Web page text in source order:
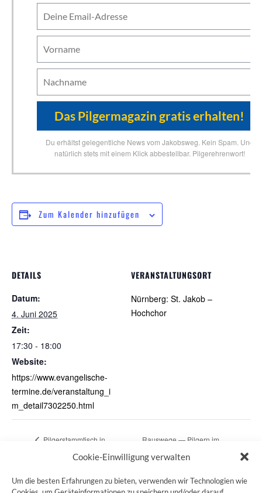
Cookie-Einwilligung verwalten
Um die besten Erfahrungen zu bieten, verwenden wir Technologien wie
Du erhältst gelegentliche News vom Jakobsweg. Kein Spam. Und
natürlich stets mit einem Klick abbestellbar. Pilgerehrenwort!
Zum Kalender hinzufügen
DETAILS
Datum:
4. Juni 2025
Zeit:
17:30 - 18:00
Website:
https://www.evangelische-
termine.de/veranstaltung_i
m_detail7302250.html
VERANSTALTUNGSORT
Nürnberg: St. Jakob –
Hochchor
Pilgerstammtisch in
Rauswege — Pilgern im
Stadtpark